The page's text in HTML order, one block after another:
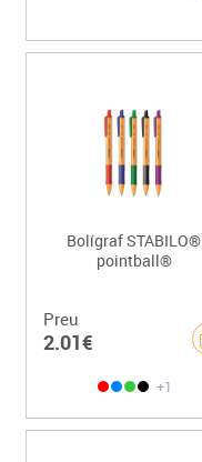
Bolígraf STABILO®
pointball®
Preu
2.01€
+1